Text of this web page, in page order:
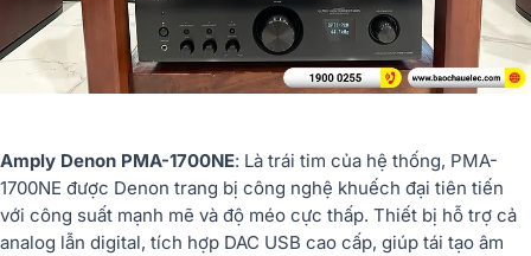
Amply Denon PMA-1700NE: Là trái tim của hệ thống, PMA-
1700NE được Denon trang bị công nghệ khuếch đại tiên tiến
với công suất mạnh mẽ và độ méo cực thấp. Thiết bị hỗ trợ cả
analog lẫn digital, tích hợp DAC USB cao cấp, giúp tái tạo âm